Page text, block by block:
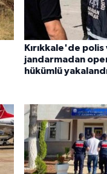
Kırıkkale'de polis
jandarmadan
hükümlü